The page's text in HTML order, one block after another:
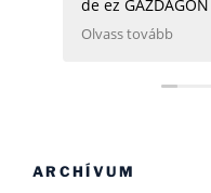
de ez
ezen adatok
helikopterrel
Olvass tovább
ARCHÍVUM